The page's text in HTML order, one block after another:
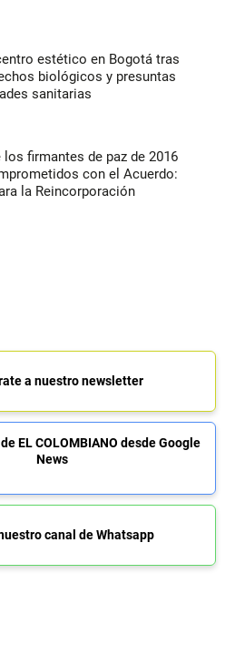
estético en Bogotá tras
biológicos y presuntas
sanitarias
los firmantes de paz de 2016
con el Acuerdo:
la Reincorporación
a nuestro newsletter
EL COLOMBIANO desde Google
News
canal de Whatsapp